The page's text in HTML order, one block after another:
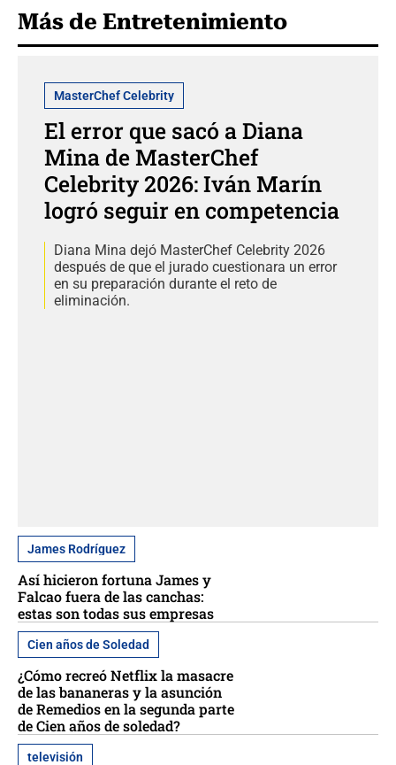
Más de Entretenimiento
MasterChef Celebrity
El error que sacó a Diana
Mina de MasterChef
Celebrity 2026: Iván Marín
logró seguir en competencia
Diana Mina dejó MasterChef Celebrity 2026
después de que el jurado cuestionara un error
en su preparación durante el reto de
eliminación.
James Rodríguez
Así hicieron fortuna James y
Falcao fuera de las canchas:
estas son todas sus empresas
Cien años de Soledad
¿Cómo recreó Netflix la masacre
de las bananeras y la asunción
de Remedios en la segunda parte
de Cien años de soledad?
televisión